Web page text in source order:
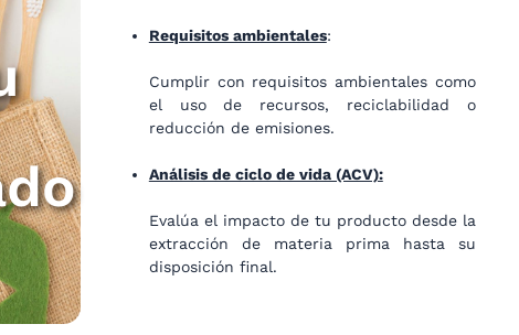
Requisitos ambientales:
Cumplir con requisitos ambientales como
el uso de recursos, reciclabilidad o
reducción de emisiones.
Análisis de ciclo de vida (ACV):
Evalúa el impacto de tu producto desde la
extracción de materia prima hasta su
disposición final.